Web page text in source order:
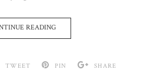
READING
TWEET PIN SHARE